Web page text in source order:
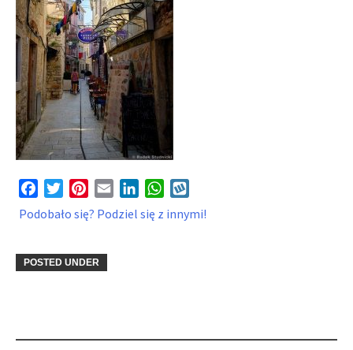
FacebookTwitterPinterest
Email LinkedInWhatsApp
Podobało się? Podziel się z innymi!
POSTED UNDER